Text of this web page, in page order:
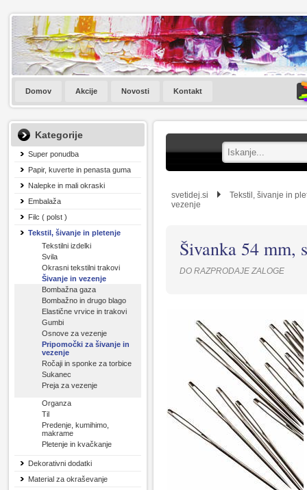
Domov Akcije Novosti Kontakt
Kategorije
Super ponudba
Papir, kuverte in penasta guma
Nalepke in mali okraski
Embalaža
Filc ( polst )
Tekstil, šivanje in pletenje
Tekstilni izdelki
Svila
Okrasni tekstilni trakovi
Šivanje in vezenje
Bombažna gaza
Bombažno in drugo blago
Elastične vrvice in trakovi
Gumbi
Osnove za vezenje
Pripomočki za šivanje in
vezenje
Ročaji in sponke za torbice
Sukanec
Preja za vezenje
Organza
Til
Predenje, kumihimo,
makrame
Pletenje in kvačkanje
Dekorativni dodatki
Material za okraševanje
svetidej.si
Tekstil, šivanje in
vezenje
Šivanka 54 mm,
DO RAZPRODAJE ZALOGE